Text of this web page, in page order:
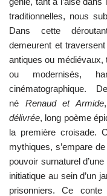
traditionnelles, nous
Dans cette
demeurent et
antiques ou
ou modernisés,
cinématographique.
né Renaud et Armide
délivrée, long poème
la première croisade.
mythiques, s’empare
pouvoir surnaturel
initiatique au sein d’un
prisonniers. Ce